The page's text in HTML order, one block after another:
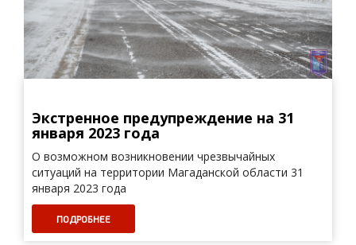
Экстренное предупреждение на 31
января 2023 года
О возможном возникновении чрезвычайных
ситуаций на территории Магаданской области 31
января 2023 года
ПОДРОБНЕЕ